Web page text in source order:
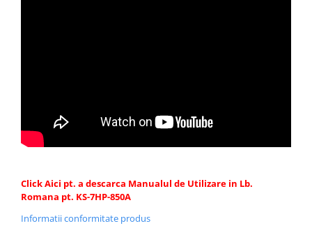
Click Aici pt. a descarca Manualul de Utilizare in Lb.
Romana pt. KS-7HP-850A
Informatii conformitate produs